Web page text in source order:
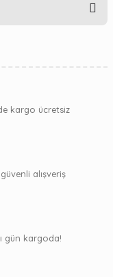
kargo ücretsiz
alışveriş
gün kargoda!